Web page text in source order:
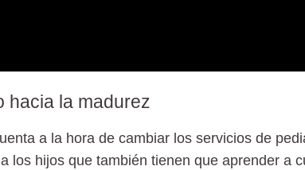
hacia la madurez
a la hora de cambiar los servicios de
los hijos que también tienen que aprender a